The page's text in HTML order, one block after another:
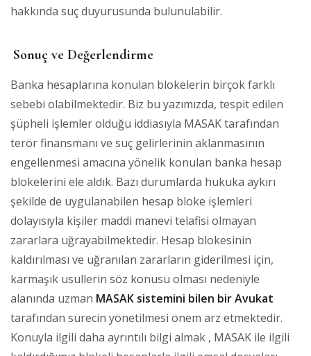
hakkında suç duyurusunda bulunulabilir.
Sonuç ve Değerlendirme
Banka hesaplarına konulan blokelerin birçok farklı
sebebi olabilmektedir. Biz bu yazımızda, tespit edilen
şüpheli işlemler olduğu iddiasıyla MASAK tarafından
terör finansmanı ve suç gelirlerinin aklanmasının
engellenmesi amacına yönelik konulan banka hesap
blokelerini ele aldık. Bazı durumlarda hukuka aykırı
şekilde de uygulanabilen hesap bloke işlemleri
dolayısıyla kişiler maddi manevi telafisi olmayan
zararlara uğrayabilmektedir. Hesap blokesinin
kaldırılması ve uğranılan zararların giderilmesi için,
karmaşık usullerin söz konusu olması nedeniyle
alanında uzman MASAK sistemini bilen bir Avukat
tarafından sürecin yönetilmesi önem arz etmektedir.
Konuyla ilgili daha ayrıntılı bilgi almak , MASAK ile ilgili